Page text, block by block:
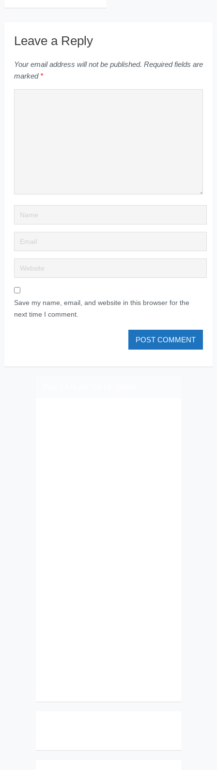
Leave a Reply
Your email address will not be published. Required fields are
marked *
Save my name, email, and website in this browser for the
next time I comment.